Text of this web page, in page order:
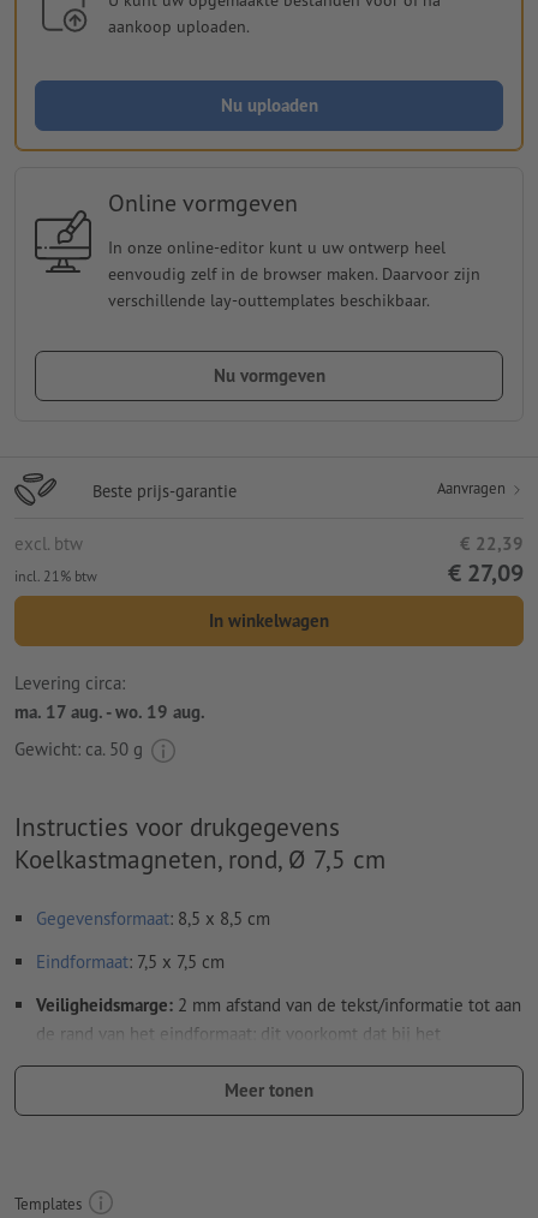
aankoop uploaden.
Nu uploaden
Online vormgeven
In onze online-editor kunt u uw ontwerp heel
eenvoudig zelf in de browser maken. Daarvoor zijn
verschillende lay-outtemplates beschikbaar.
Nu vormgeven
Beste prijs-garantie Aanvragen
excl. btw € 22,39
incl. 21% btw € 27,09
In winkelwagen
Levering circa:
ma. 17 aug. - wo. 19 aug.
Gewicht: ca. 50 g
Instructies voor drukgegevens
Koelkastmagneten, rond, Ø 7,5 cm
Gegevensformaat: 8,5 x 8,5 cm
Eindformaat: 7,5 x 7,5 cm
Veiligheidsmarge: 2 mm afstand van de tekst/informatie tot aan
de rand van het eindformaat: dit voorkomt dat bij het
schoonsnijden teveel wordt uitgesneden.
Lettertypes
Meer tonen
Templates